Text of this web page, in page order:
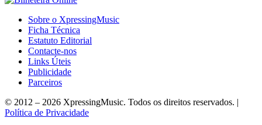
Sobre o XpressingMusic
Ficha Técnica
Estatuto Editorial
Contacte-nos
Links Úteis
Publicidade
Parceiros
© 2012 – 2026 XpressingMusic. Todos os direitos reservados. |
Política de Privacidade